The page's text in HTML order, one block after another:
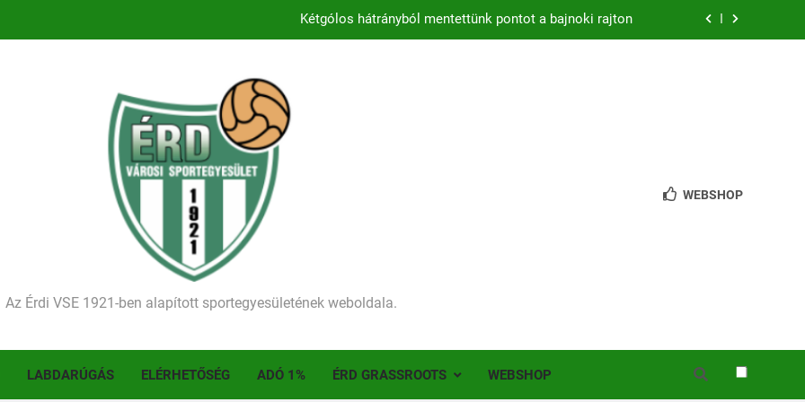
Kétgólos hátrányból mentettünk pontot a bajnoki rajton
Történelmet írt az I. Érdi Football Fesztivál – több mint 200 játékos lépett pályára Érden
Ellenfelünk visszalépése miatt játék nélkül jutottunk tovább a MOL Magyar Kupában
Kezdődik a 2026–2027-es szezon – hazai pályán rajtol az Érdi VSE!
Történelmet írt az I. Érdi Football Fesztivál – több mint 200 játékos lépett pályára Érden
Az Érdi VSE 1921-ben alapított sportegyesületének weboldala.
WEBSHOP
LABDARÚGÁS ELÉRHETŐSÉG ADÓ 1% ÉRD GRASSROOTS WEBSHOP